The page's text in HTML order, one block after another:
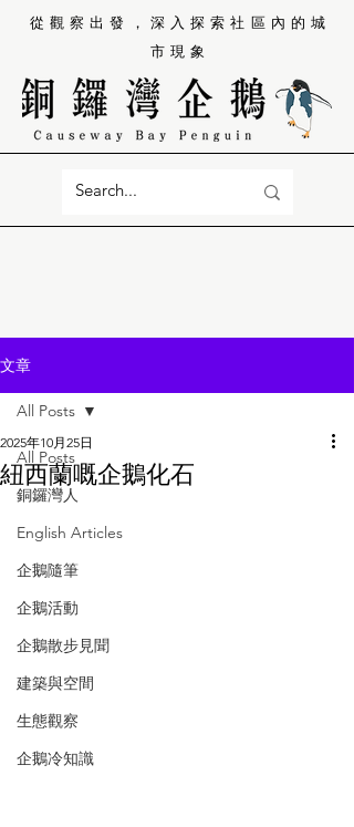
從觀察出發，深入探索社區內的城
市現象
文章
All Posts
銅鑼灣人
English Articles
企鵝隨筆
企鵝活動
企鵝散步見聞
建築與空間
生態觀察
企鵝冷知識
All Posts
紐西蘭嘅企鵝化石
2025年10月25日